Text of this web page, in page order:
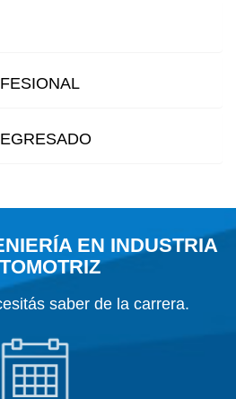
EN INDUSTRIA
saber de la carrera.